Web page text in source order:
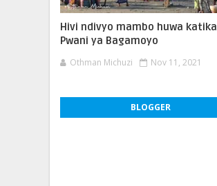
Hivi ndivyo mambo huwa katika
Pwani ya Bagamoyo
Othman Michuzi Nov 11, 2021
BLOGGER